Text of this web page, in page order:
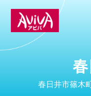
春日井市篠木